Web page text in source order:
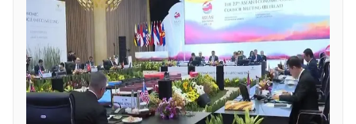
Ðiện thoại Thời báo VTV:
024.66 897 897
toasoan@vtv.vn
Liên hệ quảng cáo:024-7300.7108